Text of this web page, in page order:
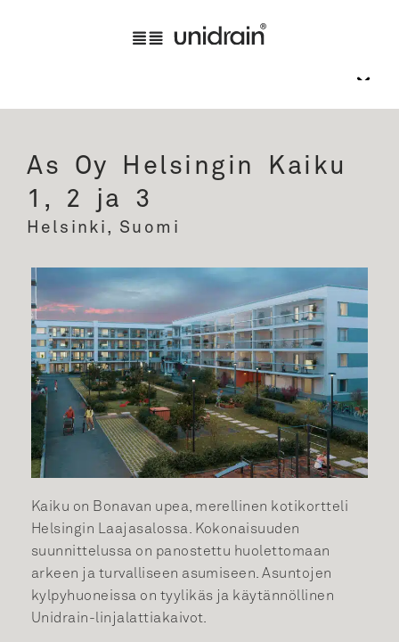
As Oy Helsingin Kaiku
1, 2 ja 3
Helsinki, Suomi
Kaiku on Bonavan upea, merellinen kotikortteli
Helsingin Laajasalossa. Kokonaisuuden
suunnittelussa on panostettu huolettomaan
arkeen ja turvalliseen asumiseen. Asuntojen
kylpyhuoneissa on tyylikäs ja käytännöllinen
Unidrain-linjalattiakaivot.